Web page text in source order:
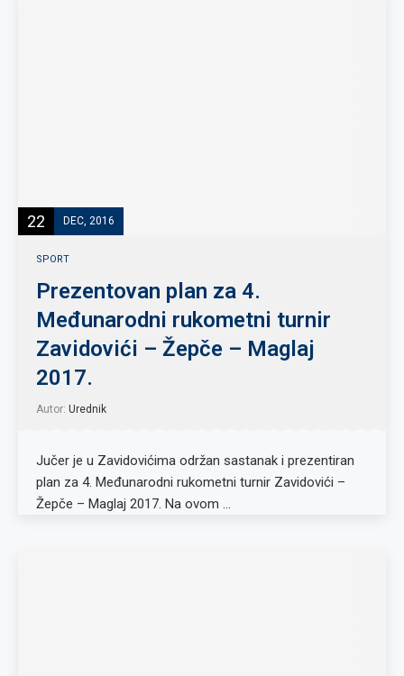
22 DEC, 2016
SPORT
Prezentovan plan za 4.
Međunarodni rukometni turnir
Zavidovići – Žepče – Maglaj
2017.
Autor: Urednik
Jučer je u Zavidovićima održan sastanak i prezentiran
plan za 4. Međunarodni rukometni turnir Zavidovići –
Žepče – Maglaj 2017. Na ovom …